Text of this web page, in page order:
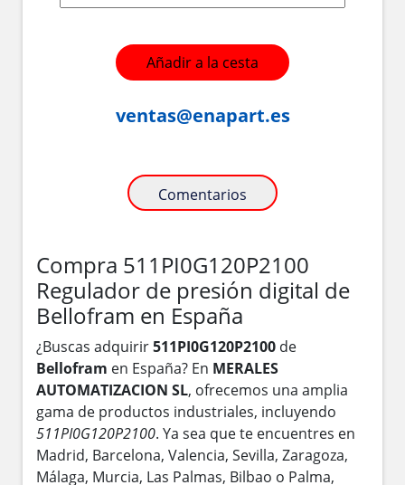
Añadir a la cesta
ventas@enapart.es
Comentarios
Compra 511PI0G120P2100
Regulador de presión digital de
Bellofram en España
¿Buscas adquirir511PI0G120P2100 de
Bellofram en España? En MERALES
AUTOMATIZACION SL, ofrecemos una amplia
gama de productos industriales, incluyendo
511PI0G120P2100. Ya sea que te encuentres en
Madrid, Barcelona, Valencia, Sevilla, Zaragoza,
Málaga, Murcia, Las Palmas, Bilbao o Palma,